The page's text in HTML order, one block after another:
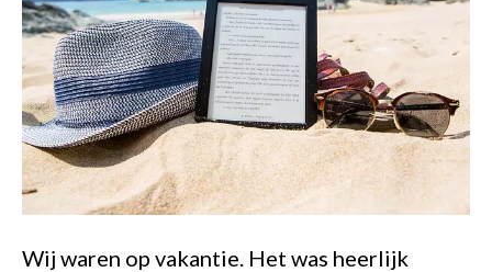
Wij waren op vakantie. Het was heerlijk